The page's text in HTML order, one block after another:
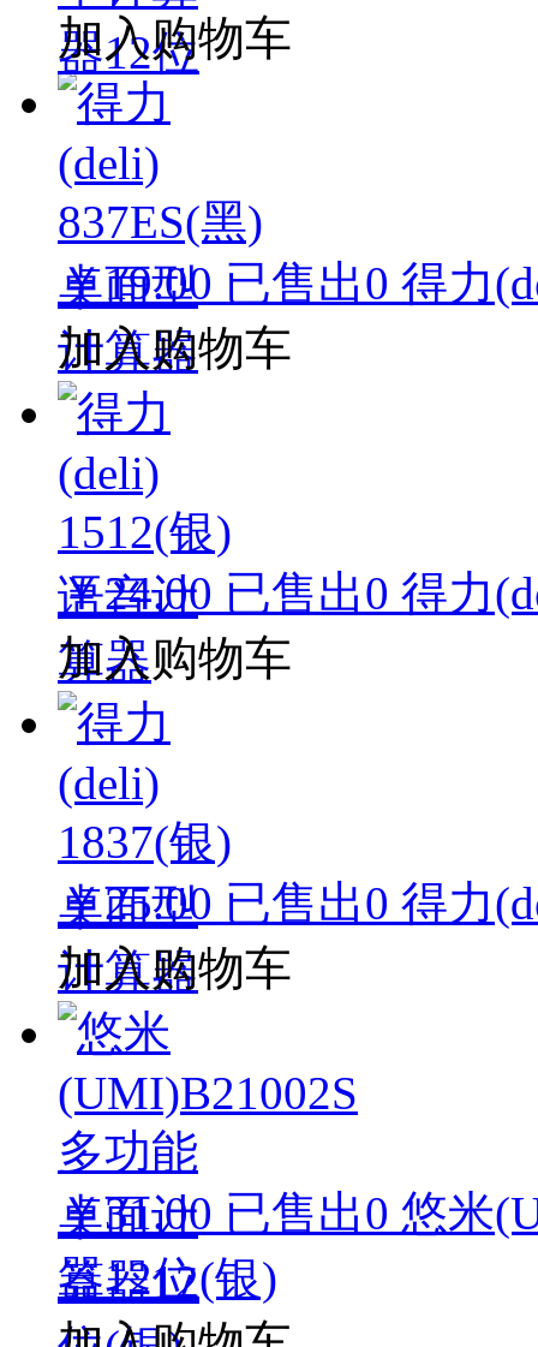
加入购物车
￥19.00 已售出0 得力
加入购物车
￥24.00 已售出0 得力
加入购物车
￥25.00 已售出0 得力
加入购物车
￥31.00 已售出0 悠米
器12位(银)